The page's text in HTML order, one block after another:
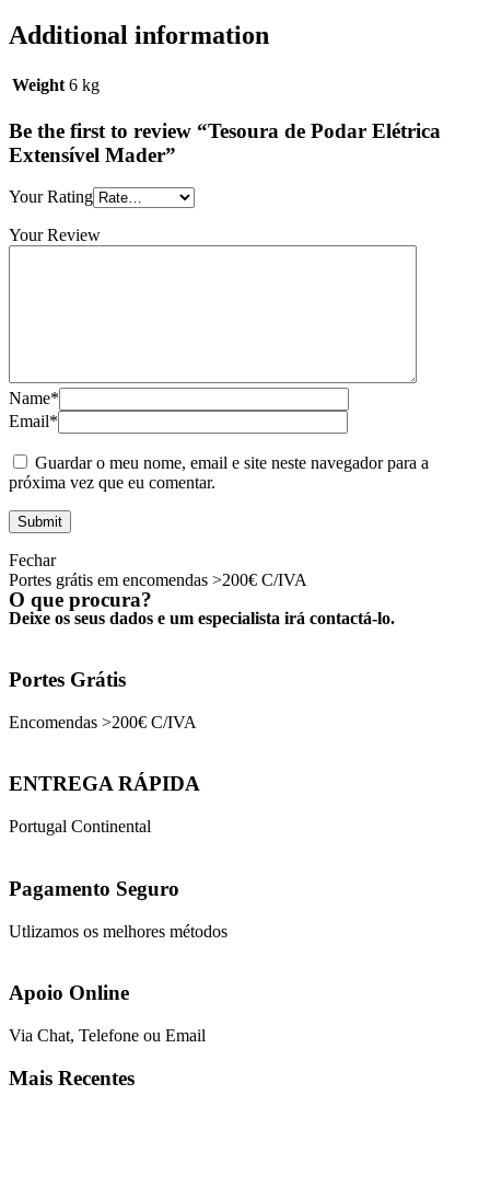
Additional information
Weight 6 kg
Be the first to review “Tesoura de Podar Elétrica
Extensível Mader”
Your Rating
Your Review
Name*
Email*
Guardar o meu nome, email e site neste navegador para a
próxima vez que eu comentar.
Fechar
Portes grátis em encomendas >200€ C/IVA
O que procura?
Deixe os seus dados e um especialista irá contactá-lo.
Portes Grátis
Encomendas >200€ C/IVA
ENTREGA RÁPIDA
Portugal Continental
Pagamento Seguro
Utlizamos os melhores métodos
Apoio Online
Via Chat, Telefone ou Email
Mais Recentes